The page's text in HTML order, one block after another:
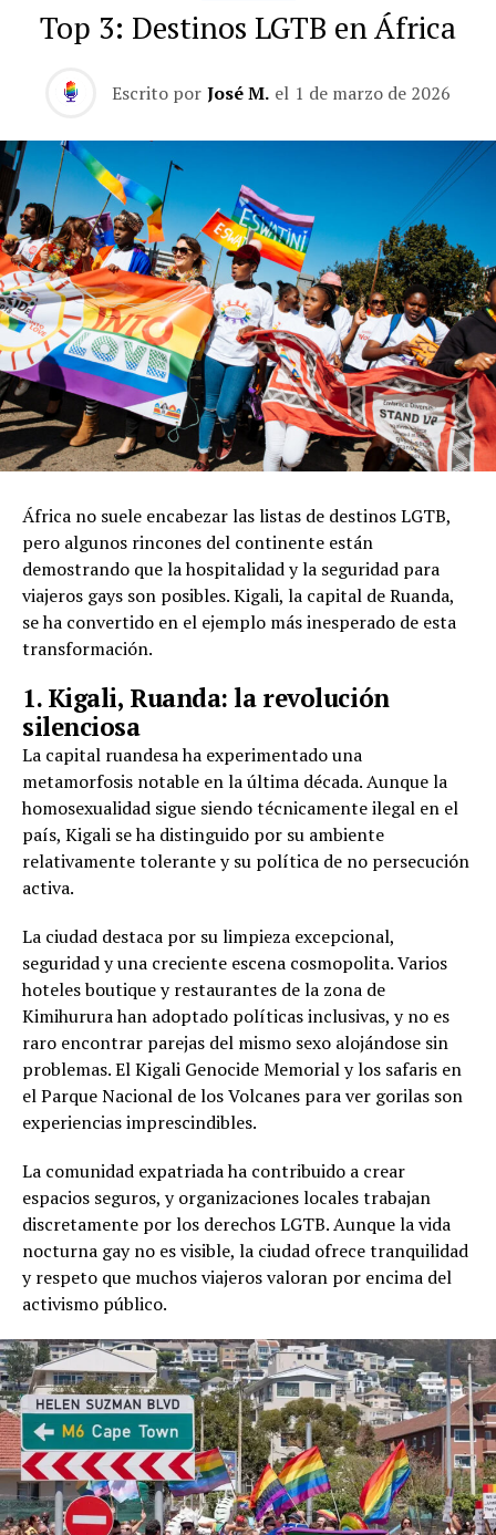
Top 3: Destinos LGTB en África
Escrito por José M. el 1 de marzo de 2026
África no suele encabezar las listas de destinos LGTB,
pero algunos rincones del continente están
demostrando que la hospitalidad y la seguridad para
viajeros gays son posibles. Kigali, la capital de Ruanda,
se ha convertido en el ejemplo más inesperado de esta
transformación.
1. Kigali, Ruanda: la revolución
silenciosa
La capital ruandesa ha experimentado una
metamorfosis notable en la última década. Aunque la
homosexualidad sigue siendo técnicamente ilegal en el
país, Kigali se ha distinguido por su ambiente
relativamente tolerante y su política de no persecución
activa.
La ciudad destaca por su limpieza excepcional,
seguridad y una creciente escena cosmopolita. Varios
hoteles boutique y restaurantes de la zona de
Kimihurura han adoptado políticas inclusivas, y no es
raro encontrar parejas del mismo sexo alojándose sin
problemas. El Kigali Genocide Memorial y los safaris en
el Parque Nacional de los Volcanes para ver gorilas son
experiencias imprescindibles.
La comunidad expatriada ha contribuido a crear
espacios seguros, y organizaciones locales trabajan
discretamente por los derechos LGTB. Aunque la vida
nocturna gay no es visible, la ciudad ofrece tranquilidad
y respeto que muchos viajeros valoran por encima del
activismo público.